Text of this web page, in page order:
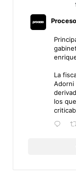
Proceso
La
Adorni
los